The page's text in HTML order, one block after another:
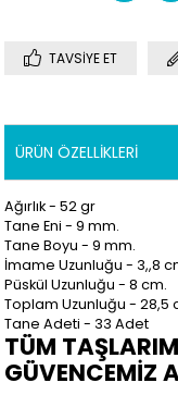
TAVSIYE ET
ÜRÜN ÖZELLIKLERI
Ağırlık - 52 gr
Tane Eni - 9 mm.
Tane Boyu - 9 mm.
İmame Uzunluğu - 3,,8
Püskül Uzunluğu - 8 cm.
Toplam Uzunluğu - 28,5
Tane Adeti - 33 Adet
TÜM
GÜVENCEMİZ